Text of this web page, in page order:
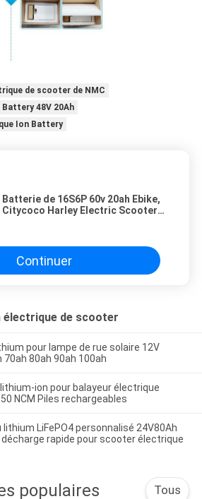
de scooter de NMC
48V 20Ah
Ion Battery
Batterie de 16S6P 60v 20ah Ebike,
Citycoco Harley Electric Scooter
Continuer
électrique de scooter
pour lampe de rue solaire 12V
70ah 80ah 90ah 100ah
ion pour balayeur électrique
NCM Piles rechargeables
LiFePO4 personnalisé 24V80Ah
rapide pour scooter électrique
populaires Tous